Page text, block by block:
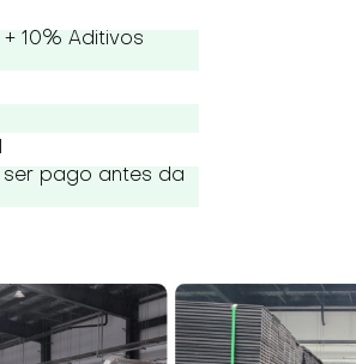
10% Aditivos
pago antes da